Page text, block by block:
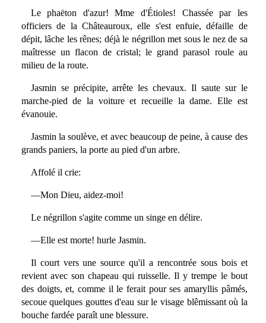
Le phaëton d'azur! Mme d'Étioles! Chassée par les
officiers de la Châteauroux, elle s'est enfuie, défaille de
dépit, lâche les rênes; déjà le négrillon met sous le nez de sa
maîtresse un flacon de cristal; le grand parasol roule au
milieu de la route.
Jasmin se précipite, arrête les chevaux. Il saute sur le
marche-pied de la voiture et recueille la dame. Elle est
évanouie.
Jasmin la soulève, et avec beaucoup de peine, à cause des
grands paniers, la porte au pied d'un arbre.
Affolé il crie:
—Mon Dieu, aidez-moi!
Le négrillon s'agite comme un singe en délire.
—Elle est morte! hurle Jasmin.
Il court vers une source qu'il a rencontrée sous bois et
revient avec son chapeau qui ruisselle. Il y trempe le bout
des doigts, et, comme il le ferait pour ses amaryllis pâmés,
secoue quelques gouttes d'eau sur le visage blêmissant où la
bouche fardée paraît une blessure.